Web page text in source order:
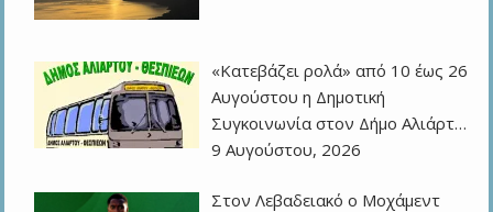
«Κατεβάζει ρολά» από 10 έως 26
Αυγούστου η Δημοτική
Συγκοινωνία στον Δήμο Αλιάρτ…
9 Αυγούστου, 2026
Στον Λεβαδειακό ο Μοχάμεντ